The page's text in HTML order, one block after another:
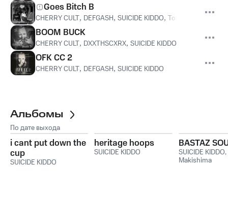
Goes Bitch B
CHERRY CULT, DEFGASH, SUICIDE KIDDO, Towa
BOOM BUCK
CHERRY CULT, DXXTHSCXRX, SUICIDE KIDDO
OFK CC 2
CHERRY CULT, DEFGASH, SUICIDE KIDDO
Альбомы
По дате выхода
i cant put down the
cup
SUICIDE KIDDO
heritage hoops
SUICIDE KIDDO
BASTAZ
SUICIDE KIDDO,
Makishima